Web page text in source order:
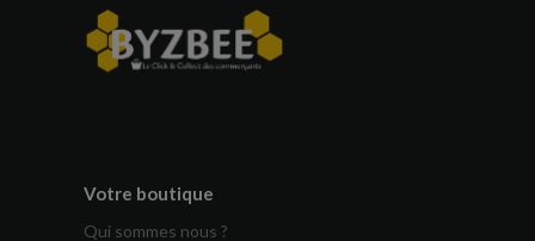
Votre boutique
Qui sommes nous ?